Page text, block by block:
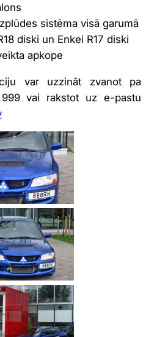
sistēma visā garumā
diski un Enkei R17 diski
apkope
var uzzināt zvanot pa
vai rakstot uz e-pastu